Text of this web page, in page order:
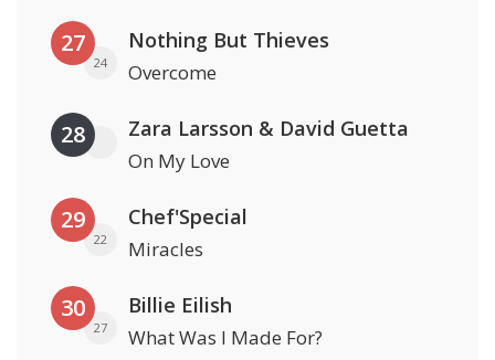
27
24
Nothing But Thieves
Overcome
28 Zara Larsson & David Guetta
On My Love
29
22
Chef'Special
Miracles
30
27
Billie Eilish
What Was I Made For?